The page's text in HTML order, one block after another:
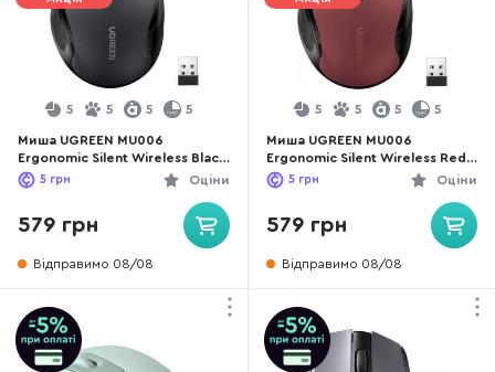
5 5 5 5
Миша UGREEN MU006
Ergonomic Silent Wireless Black
(15063)
Оціни
5 грн
579 грн
Відправимо 08/08
5 5 5 5
Миша UGREEN MU006
Ergonomic Silent Wireless Red
(25752)
Оціни
5 грн
579 грн
Відправимо 08/08